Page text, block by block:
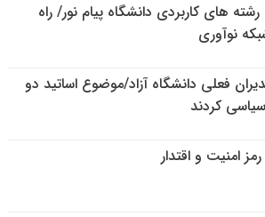
های کاربردی دانشگاه پیام نور/ راه
نوآوری
فعلی دانشگاه آزاد/موضوع اساتید دو
کردند
امنیت و اقتدار